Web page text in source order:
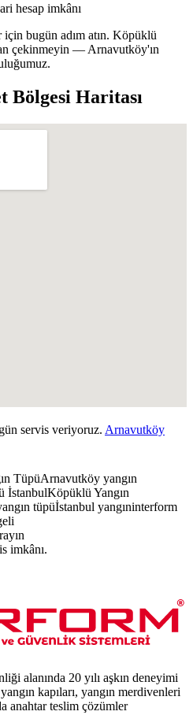
hesap imkânı
bugün adım atın. Köpüklü
çekinmeyin — Arnavutköy'ın
Bölgesi Haritası
servis veriyoruz. Arnavutköy
TüpüArnavutköy yangın
İstanbulKöpüklü Yangın
tüpüİstanbul yangıninterform
imkânı.
alanında 20 yılı aşkın deneyimi
kapıları, yangın merdivenleri
anahtar teslim çözümler